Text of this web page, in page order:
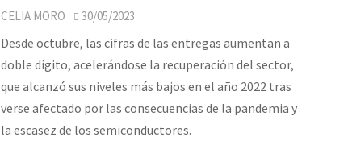
CELIA MORO 30/05/2023
Desde octubre, las cifras de las entregas aumentan a
doble dígito, acelerándose la recuperación del sector,
que alcanzó sus niveles más bajos en el año 2022 tras
verse afectado por las consecuencias de la pandemia y
la escasez de los semiconductores.